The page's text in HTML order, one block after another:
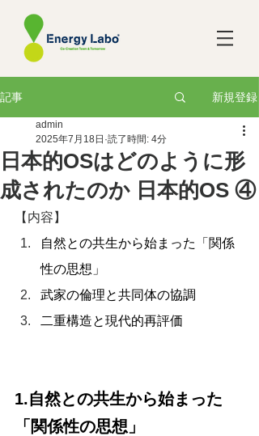
記事 新規登録
日本的OSはどのように形
成されたのか 日本的OS ④
admin
2025年7月18日 読了時間: 4分
【内容】
自然との共生から始まった「関係
性の思想」
武家の倫理と共同体の協調
二重構造と現代的再評価
1.自然との共生から始まった
「関係性の思想」